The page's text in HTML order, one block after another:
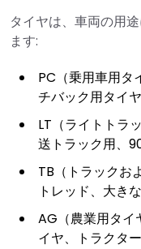
タイヤは、車両の用
ます:
PC（乗用車用タ
チバック用タイ
LT（ライトトラ
送トラック用、
TB（トラックお
トレッド、大き
AG（農業用タイ
イヤ、トラクタ